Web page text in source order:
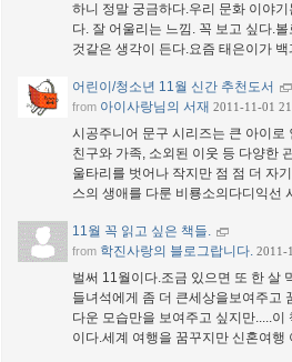
하니 정말 궁금하다.우리 문화 이야
다. 잘 어울리는 느낌. 꼭 보고 싶다.
것같은 생각이 든다.요즘 태은이가
어린이/청소년 11월 신간 추천도서
from 아이사랑님의 서재 2011-11-01
시공주니어 문구 시리즈는 큰 아이로
친구와 가족, 소외된 이웃 등 다양한
울타리를 벗어나 작지만 점 점 더 자
스의 생애를 다룬 비룡소의다디익선
11월 꼭 읽고 싶은 책들.
from 학진사랑의 블로그랍니다. 2011-
벌써 11월이다.조금 있으면 또 한 살
들녀석에게 좀 더 큰세상을보여주고
다운 모습만을 보여주고 싶지만.....
이다.세계 여행을 꿈꾸지만 신혼여행